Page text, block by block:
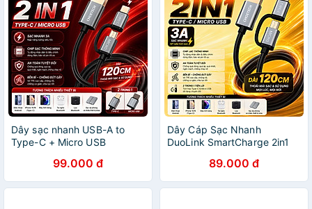
Dây sạc nhanh USB-A to
Type-C + Micro USB
120CM, Sạc Nhanh 3A, Chip
Sạc Thông Minh, Truyền Dữ
Liệu 480Mbps, Tương Thích
99.000 đ
Dây Cáp Sạc Nhanh
DuoLink SmartCharge 2in1
C / Micro USB Dài 120CM -
Sạc Nhanh 3A, Chip Sạc
Thông Minh, Truyền Dữ Liệu
89.000 đ